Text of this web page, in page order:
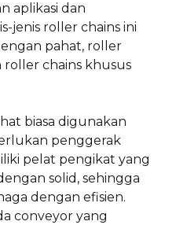
aplikasi dan
jenis roller chains ini
pahat, roller
roller chains khusus
biasa digunakan
penggerak
pelat pengikat yang
solid, sehingga
dengan efisien.
conveyor yang